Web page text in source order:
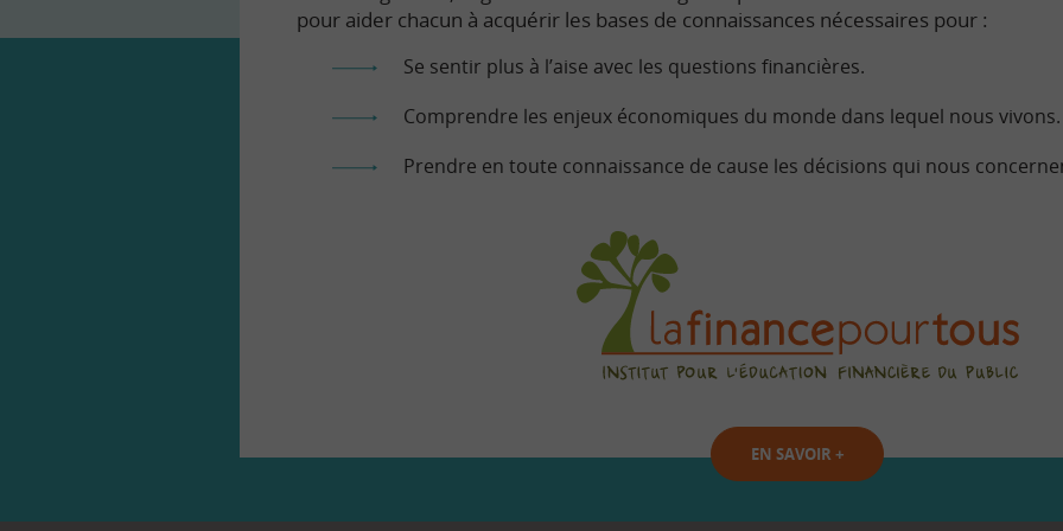
pour aider chacun à acquérir les bases de connaissances nécessaires pour :
Se sentir plus à l’aise avec les questions financières.
Comprendre les enjeux économiques du monde dans lequel nous vivons.
Prendre en toute connaissance de cause les décisions qui nous
EN SAVOIR +